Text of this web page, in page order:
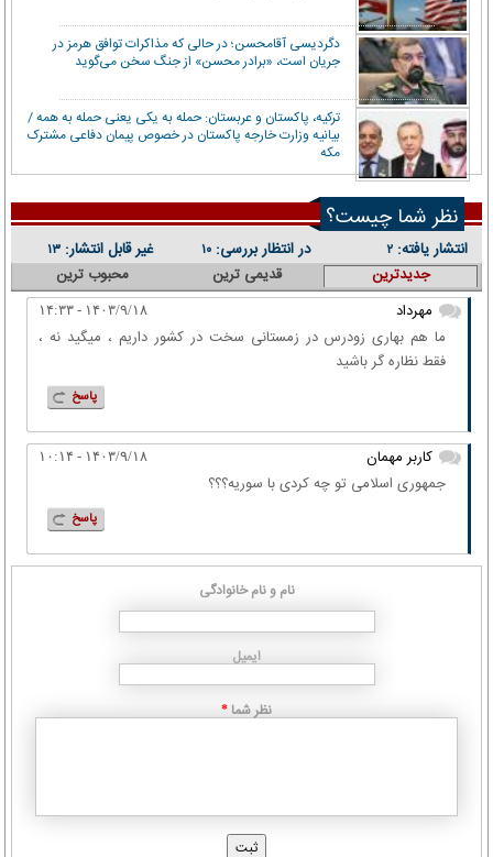
دگردیسی آقامحسن؛ در حالی که مذاکرات توافق هرمز در
جریان است، «برادر محسن» از جنگ سخن می‌گوید
ترکیه، پاکستان و عربستان: حمله به یکی یعنی حمله به همه /
بیانیه وزارت خارجه پاکستان در خصوص پیمان دفاعی مشترک
مکه
نظر شما چیست؟
انتشار یافته: ۲ در انتظار بررسی:۱۰ غیر قابل انتشار: ۱۳
جدیدترین قدیمی ترین
محبوب ترین
مهرداد
۱۴۰۳/۹/۱۸ - ۱۴:۳۳
ما هم بهاری زودرس در زمستانی سخت در کشور داریم ، میگید نه ،
فقط نظاره گر باشید
پاسخ
کاربر مهمان ۱۴۰۳/۹/۱۸ - ۱۰:۱۴
جمهوری اسلامی تو چه کردی با سوریه؟؟؟
پاسخ
نام و نام خانوادگی
ایمیل
نظر شما *